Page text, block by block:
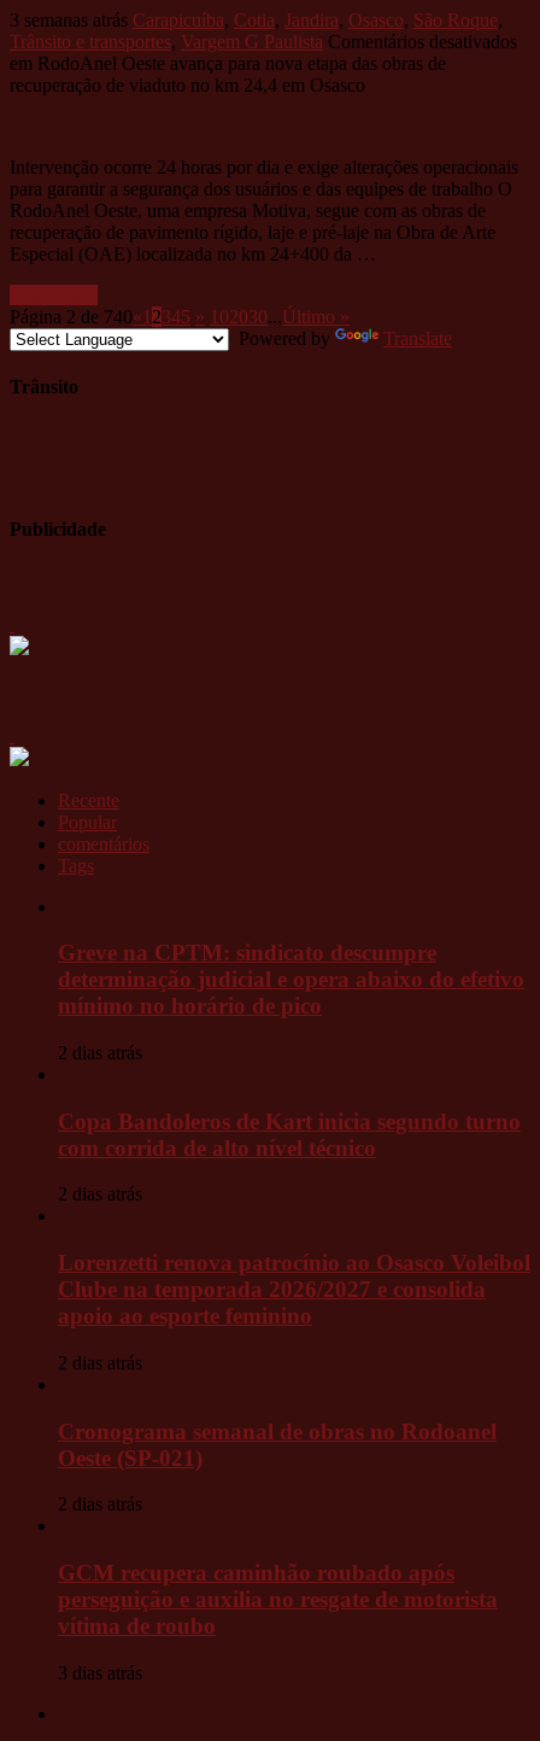
3 semanas atrás Carapicuíba, Cotia, Jandira, Osasco, São Roque,
Trânsito e transportes, Vargem G Paulista Comentários desativados
em RodoAnel Oeste avança para nova etapa das obras de
recuperação de viaduto no km 24,4 em Osasco
Intervenção ocorre 24 horas por dia e exige alterações operacionais
para garantir a segurança dos usuários e das equipes de trabalho O
RodoAnel Oeste, uma empresa Motiva, segue com as obras de
recuperação de pavimento rígido, laje e pré-laje na Obra de Arte
Especial (OAE) localizada no km 24+400 da …
Página 2 de 740«1 2345 » 102030...Último »
Powered by
Translate
Trânsito
Publicidade
Recente
Popular
comentários
Tags
Greve na CPTM: sindicato descumpre
determinação judicial e opera abaixo do efetivo
mínimo no horário de pico
2 dias atrás
Copa Bandoleros de Kart inicia segundo turno
com corrida de alto nível técnico
2 dias atrás
Lorenzetti renova patrocínio ao Osasco Voleibol
Clube na temporada 2026/2027 e consolida
apoio ao esporte feminino
2 dias atrás
Cronograma semanal de obras no Rodoanel
Oeste (SP-021)
2 dias atrás
GCM recupera caminhão roubado após
perseguição e auxilia no resgate de motorista
vítima de roubo
3 dias atrás